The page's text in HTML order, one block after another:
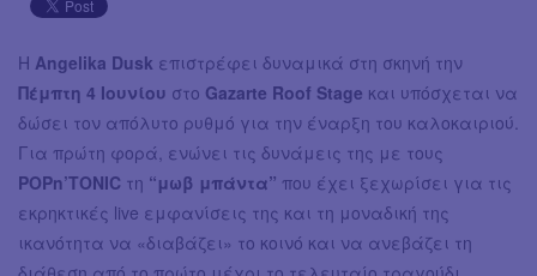
Η Angelika Dusk επιστρέφει δυναμικά στη σκηνή την
Πέμπτη 4 Ιουνίου στο Gazarte Roof Stage και υπόσχεται να
δώσει τον απόλυτο ρυθμό για την έναρξη του καλοκαιριού.
Για πρώτη φορά, ενώνει τις δυνάμεις της με τους
POPn’TONIC τη “μωβ μπάντα” που έχει ξεχωρίσει για τις
εκρηκτικές live εμφανίσεις της και τη μοναδική της
ικανότητα να «διαβάζει» το κοινό και να ανεβάζει τη